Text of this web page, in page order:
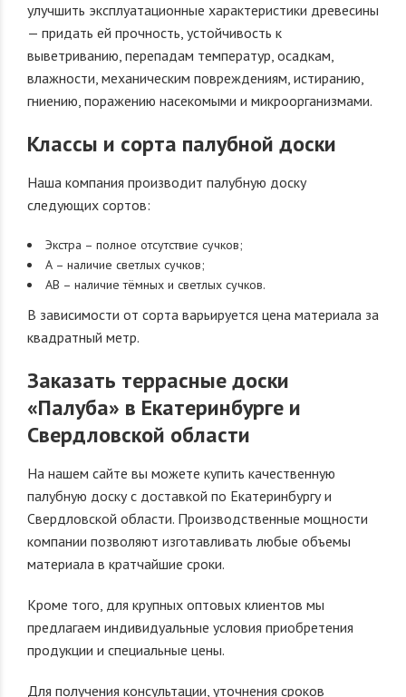
улучшить эксплуатационные характеристики древесины
— придать ей прочность, устойчивость к
выветриванию, перепадам температур, осадкам,
влажности, механическим повреждениям, истиранию,
гниению, поражению насекомыми и микроорганизмами.
Классы и сорта палубной доски
Наша компания производит палубную доску
следующих сортов:
Экстра – полное отсутствие сучков;
А – наличие светлых сучков;
АВ – наличие тёмных и светлых сучков.
В зависимости от сорта варьируется цена материала за
квадратный метр.
Заказать террасные доски
«Палуба» в Екатеринбурге и
Свердловской области
На нашем сайте вы можете купить качественную
палубную доску с доставкой по Екатеринбургу и
Свердловской области. Производственные мощности
компании позволяют изготавливать любые объемы
материала в кратчайшие сроки.
Кроме того, для крупных оптовых клиентов мы
предлагаем индивидуальные условия приобретения
продукции и специальные цены.
Для получения консультации, уточнения сроков